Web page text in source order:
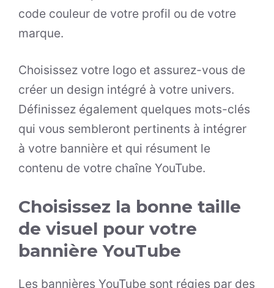
code couleur de votre profil ou de votre
marque.
Choisissez votre logo et assurez-vous de
créer un design intégré à votre univers.
Définissez également quelques mots-clés
qui vous sembleront pertinents à intégrer
à votre bannière et qui résument le
contenu de votre chaîne YouTube.
Choisissez la bonne taille
de visuel pour votre
bannière YouTube
Les bannières YouTube sont régies par des